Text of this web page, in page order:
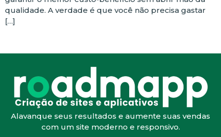
qualidade. A verdade é que você não precisa gastar
[…]
Alavanque seus resultados e aumente suas vendas
com um site moderno e responsivo.